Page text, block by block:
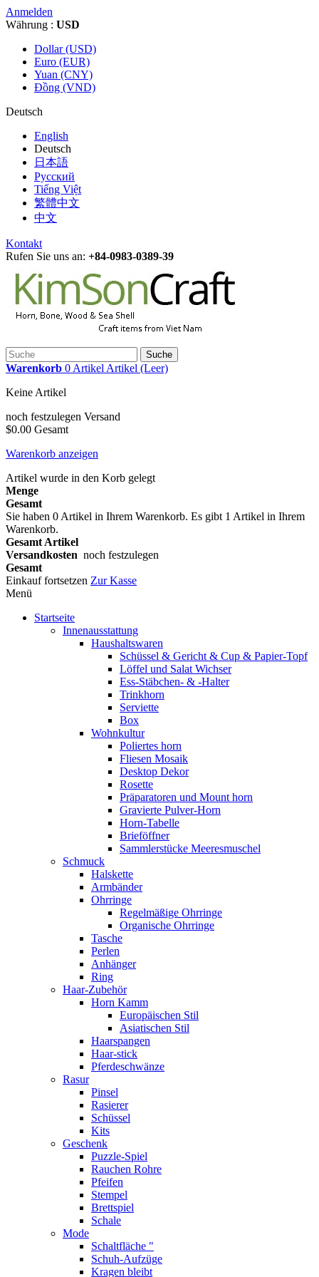
Anmelden
Währung : USD
Dollar (USD)
Euro (EUR)
Yuan (CNY)
Đồng (VND)
Deutsch
English
Deutsch
日本語
Русский
Tiếng Việt
繁體中文
中文
Kontakt
Rufen Sie uns an: +84-0983-0389-39
Suche
Warenkorb 0 Artikel Artikel (Leer)
Keine Artikel
noch festzulegen Versand
$0.00 Gesamt
Warenkorb anzeigen
Artikel wurde in den Korb gelegt
Menge
Gesamt
Sie haben 0 Artikel in Ihrem Warenkorb. Es gibt 1 Artikel in Ihrem
Warenkorb.
Gesamt Artikel
Versandkosten noch festzulegen
Gesamt
Einkauf fortsetzen Zur Kasse
Menü
Startseite
Innenausstattung
Haushaltswaren
Schüssel & Gericht & Cup & Papier-Topf
Löffel und Salat Wichser
Ess-Stäbchen- & -Halter
Trinkhorn
Serviette
Box
Wohnkultur
Poliertes horn
Fliesen Mosaik
Desktop Dekor
Rosette
Präparatoren und Mount horn
Gravierte Pulver-Horn
Horn-Tabelle
Brieföffner
Sammlerstücke Meeresmuschel
Schmuck
Halskette
Armbänder
Ohrringe
Regelmäßige Ohrringe
Organische Ohrringe
Tasche
Perlen
Anhänger
Ring
Haar-Zubehör
Horn Kamm
Europäischen Stil
Asiatischen Stil
Haarspangen
Haar-stick
Pferdeschwänze
Rasur
Pinsel
Rasierer
Schüssel
Kits
Geschenk
Puzzle-Spiel
Rauchen Rohre
Pfeifen
Stempel
Brettspiel
Schale
Mode
Schaltfläche "
Schuh-Aufzüge
Kragen bleibt